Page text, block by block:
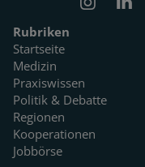
Rubriken
Startseite
Medizin
Praxiswissen
Politik & Debatte
Regionen
Kooperationen
Jobbörse